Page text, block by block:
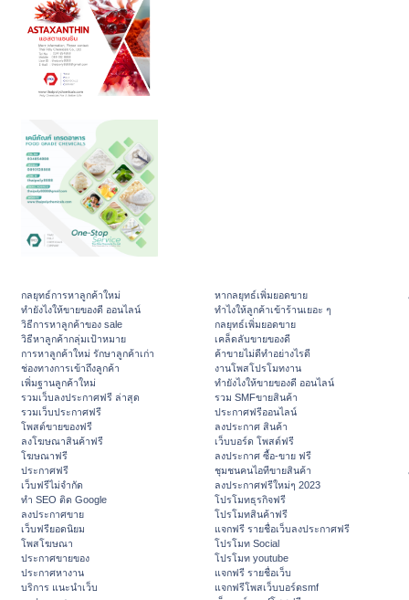
กลยุทธ์การหาลูกค้าใหม่
ทํายังไงให้ขายของดี ออนไลน์
วิธีการหาลูกค้าของ sale
วิธีหาลูกค้ากลุ่มเป้าหมาย
การหาลูกค้าใหม่ รักษาลูกค้าเก่า
ช่องทางการเข้าถึงลูกค้า
เพิ่มฐานลูกค้าใหม่
รวมเว็บลงประกาศฟรี ล่าสุด
รวมเว็บประกาศฟรี
โพสต์ขายของฟรี
ลงโฆษณาสินค้าฟรี
โฆษณาฟรี
ประกาศฟรี
เว็บฟรีไม่จำกัด
ทำ SEO ติด Google
ลงประกาศขาย
เว็บฟรียอดนิยม
โพสโฆษณา
ประกาศขายของ
ประกาศหางาน
บริการ แนะนำเว็บ
หากลยุทธ์เพิ่มยอดขาย
ทําไงให้ลูกค้าเข้าร้านเยอะ ๆ
กลยุทธ์เพิ่มยอดขาย
เคล็ดลับขายของดี
ค้าขายไม่ดีทำอย่างไรดี
งานโพสโปรโมทงาน
ทํายังไงให้ขายของดี ออนไลน์
รวม SMFขายสินค้า
ประกาศฟรีออนไลน์
ลงประกาศ สินค้า
เว็บบอร์ด โพสต์ฟรี
ลงประกาศ ซื้อ-ขาย ฟรี
ชุมชนคนไอทีขายสินค้า
ลงประกาศฟรีใหม่ๆ 2023
โปรโมทธุรกิจฟรี
โปรโมทสินค้าฟรี
แจกฟรี รายชื่อเว็บลงประกาศฟรี
โปรโมท Social
โปรโมท youtube
แจกฟรี รายชื่อเว็บ
แจกฟรีโพสเว็บบอร์ดsmf